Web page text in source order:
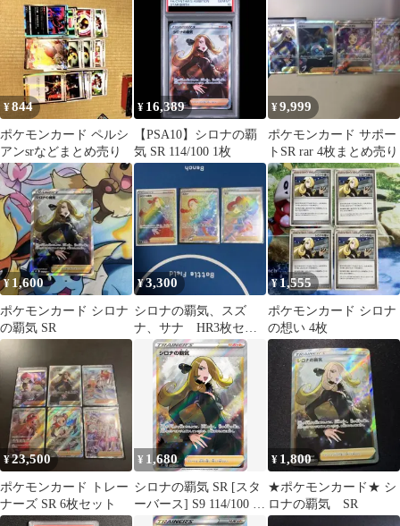
¥844
ポケモンカード ペルシ
アンsrなどまとめ売り
¥ 16,389
【PSA10】シロナの覇
気 SR 114/100 1枚
¥9,999
ポケモンカード サポー
トSR rar 4枚まとめ売り
¥ 1,600
ポケモンカード シロナ
の覇気 SR
¥3,300
シロナの覇気、スズ
ナ、サナ HR3枚セッ
¥1,555
ポケモンカード シロナ
の想い 4枚
¥23,500
ポケモンカード トレー
ナーズ SR 6枚セット
¥ 1,680
シロナの覇気 SR [スタ
ーバース] S9 114/100 ポ
ケモンカード ポケカ
¥ 1,800
★ポケモンカード★ シ
ロナの覇気 SR